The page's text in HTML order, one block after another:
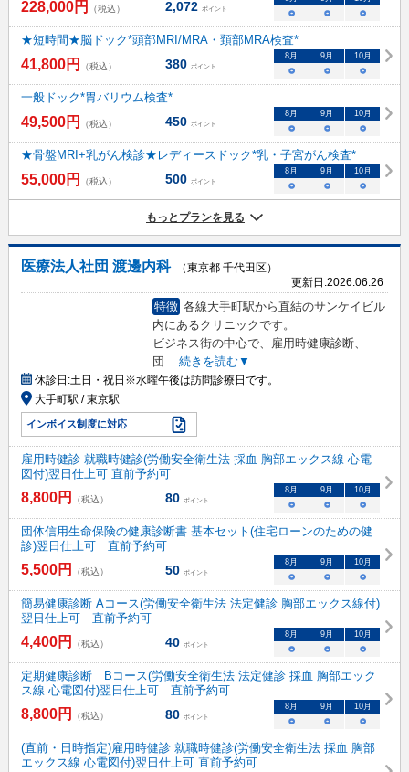
228,000円 （税込） 2,072 ポイント ○ ○ ○
★短時間★脳ドック*頭部MRI/MRA・頚部MRA検査*
41,800円 （税込） 380 ポイント
8月 9月 10月
○ ○ ○
一般ドック*胃バリウム検査*
49,500円 （税込） 450 ポイント
8月 9月 10月
○ ○ ○
★骨盤MRI+乳がん検診★レディースドック*乳・子宮がん検査*
55,000円 （税込） 500 ポイント
8月 9月 10月
○ ○ ○
もっとプランを見る
医療法人社団 渡邊内科
（東京都 千代田区）
更新日:2026.06.26
特徴 各線大手町駅から直結のサンケイビル
内にあるクリニックです。
ビジネス街の中心で、雇用時健康診断、
団
続きを読む▼
休診日:土日・祝日※水曜午後は訪問診療日です。
大手町駅 / 東京駅
インボイス制度に対応
雇用時健診 就職時健診(労働安全衛生法 採血 胸部エックス線 心電
図付)翌日仕上可 直前予約可
8,800円 （税込） 80 ポイント
8 月 9 月 10月
○ ○ ○
団体信用生命保険の健康診断書 基本セット(住宅ローンのための健
診)翌日仕上可 直前予約可
5,500円 （税込） 50 ポイント
8 月 9 月 10月
○ ○ ○
簡易健康診断 Aコース(労働安全衛生法 法定健診 胸部エックス線付)
翌日仕上可 直前予約可
4,400円 （税込） 40 ポイント
8 月 9 月 10月
○ ○ ○
定期健康診断 Bコース(労働安全衛生法 法定健診 採血 胸部エック
ス線 心電図付)翌日仕上可 直前予約可
8,800円 （税込） 80 ポイント
8 月 9 月 10月
○ ○ ○
(直前・日時指定)雇用時健診 就職時健診(労働安全衛生法 採血 胸部
エックス線 心電図付)翌日仕上可 直前予約可